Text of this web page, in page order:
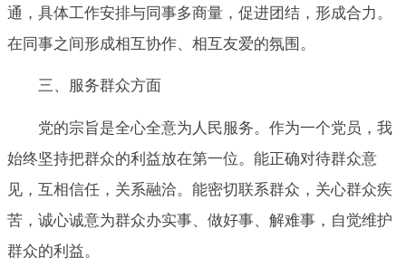
通，具体工作安排与同事多商量，促进团结，形成合力。
在同事之间形成相互协作、相互友爱的氛围。
三、服务群众方面
党的宗旨是全心全意为人民服务。作为一个党员，我
始终坚持把群众的利益放在第一位。能正确对待群众意
见，互相信任，关系融洽。能密切联系群众，关心群众疾
苦，诚心诚意为群众办实事、做好事、解难事，自觉维护
群众的利益。